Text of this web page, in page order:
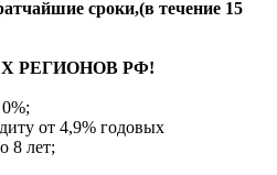
сроки,(в течение 15
РЕГИОНОВ РФ!
от 4,9% годовых
8 лет;